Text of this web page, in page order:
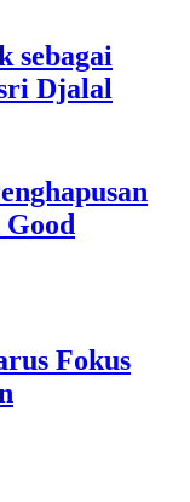
sebagai
Djalal
Fokus